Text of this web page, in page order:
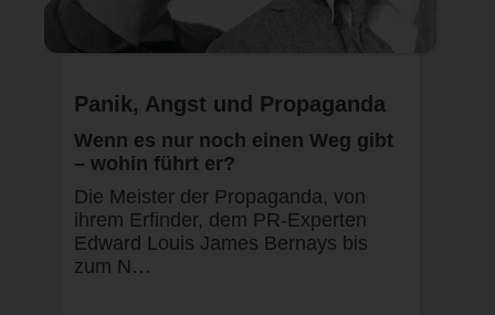
Panik, Angst und Propaganda
Wenn es nur noch einen Weg gibt
– wohin führt er?
Die Meister der Propaganda, von
ihrem Erfinder, dem PR-Experten
Edward Louis James Bernays bis
zum N…